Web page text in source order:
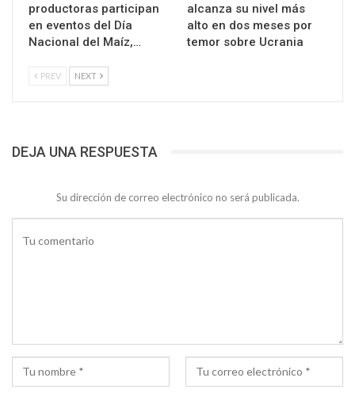
productoras participan
en eventos del Día
Nacional del Maíz,…
alcanza su nivel más
alto en dos meses por
temor sobre Ucrania
PREV NEXT
DEJA UNA RESPUESTA
Su dirección de correo electrónico no será publicada.